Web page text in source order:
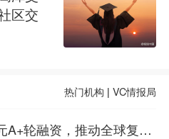
区交
热门机构 |VC情报局
A+轮融资，推动全球复合